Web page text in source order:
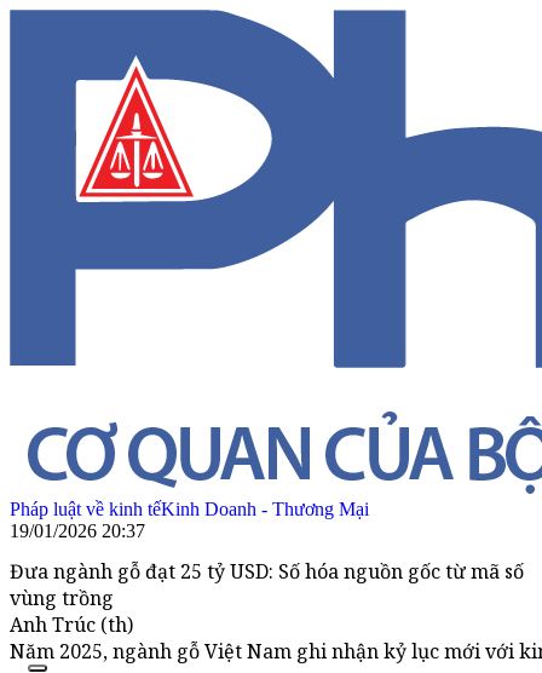
Pháp luật về kinh tếKinh Doanh - Thương Mại
19/01/2026 20:37
Đưa ngành gỗ đạt 25 tỷ USD: Số hóa nguồn gốc từ mã số
vùng trồng
Anh Trúc (th)
Năm 2025, ngành gỗ Việt Nam ghi nhận kỷ lục mới với